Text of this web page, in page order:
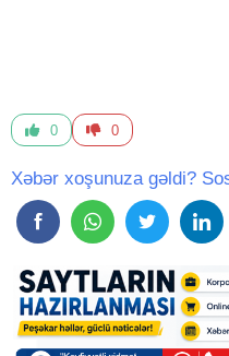
0 0
Xəbər xoşunuza gəldi?